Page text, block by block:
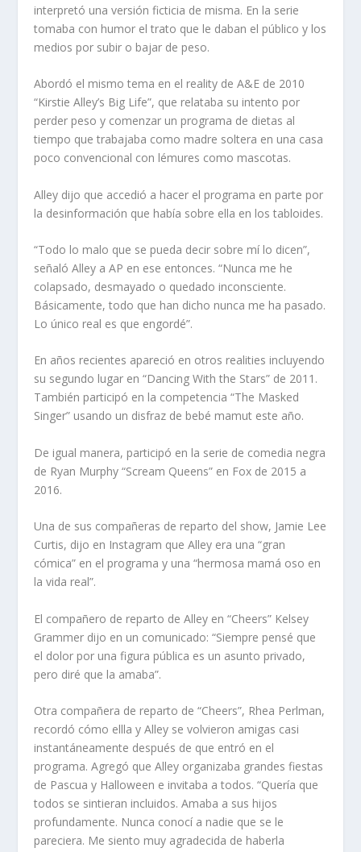
interpretó una versión ficticia de misma. En la serie
tomaba con humor el trato que le daban el público y los
medios por subir o bajar de peso.
Abordó el mismo tema en el reality de A&E de 2010
“Kirstie Alley’s Big Life”, que relataba su intento por
perder peso y comenzar un programa de dietas al
tiempo que trabajaba como madre soltera en una casa
poco convencional con lémures como mascotas.
Alley dijo que accedió a hacer el programa en parte por
la desinformación que había sobre ella en los tabloides.
“Todo lo malo que se pueda decir sobre mí lo dicen”,
señaló Alley a AP en ese entonces. “Nunca me he
colapsado, desmayado o quedado inconsciente.
Básicamente, todo que han dicho nunca me ha pasado.
Lo único real es que engordé”.
En años recientes apareció en otros realities incluyendo
su segundo lugar en “Dancing With the Stars” de 2011.
También participó en la competencia “The Masked
Singer” usando un disfraz de bebé mamut este año.
De igual manera, participó en la serie de comedia negra
de Ryan Murphy “Scream Queens” en Fox de 2015 a
2016.
Una de sus compañeras de reparto del show, Jamie Lee
Curtis, dijo en Instagram que Alley era una “gran
cómica” en el programa y una “hermosa mamá oso en
la vida real”.
El compañero de reparto de Alley en “Cheers” Kelsey
Grammer dijo en un comunicado: “Siempre pensé que
el dolor por una figura pública es un asunto privado,
pero diré que la amaba”.
Otra compañera de reparto de “Cheers”, Rhea Perlman,
recordó cómo ellla y Alley se volvieron amigas casi
instantáneamente después de que entró en el
programa. Agregó que Alley organizaba grandes fiestas
de Pascua y Halloween e invitaba a todos. “Quería que
todos se sintieran incluidos. Amaba a sus hijos
profundamente. Nunca conocí a nadie que se le
pareciera. Me siento muy agradecida de haberla